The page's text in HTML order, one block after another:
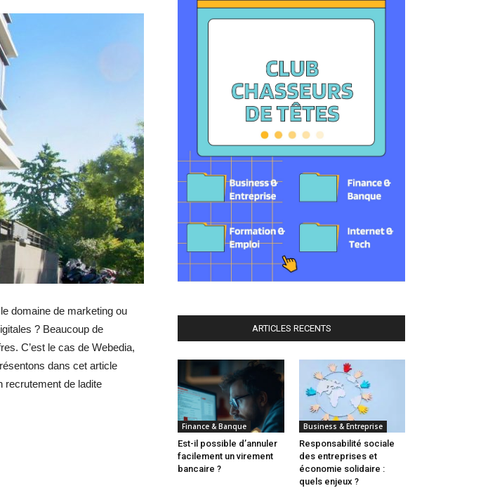
domaine de marketing ou
? Beaucoup de
C’est le cas de Webedia,
dans cet article
recrutement de ladite
ARTICLES RECENTS
Finance & Banque
Est-il possible d’annuler
facilement un virement
bancaire ?
Business & Entreprise
Responsabilité sociale
des entreprises et
économie solidaire :
quels enjeux ?